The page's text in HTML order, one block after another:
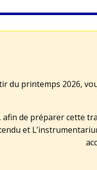
du printemps 2026,
afin de préparer cette
et